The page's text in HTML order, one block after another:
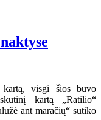
kartą, visgi šios buvo
kartą „Ratilio“
ant maračių“ sutiko